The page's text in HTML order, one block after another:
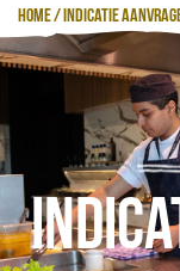
Home/Indicatie